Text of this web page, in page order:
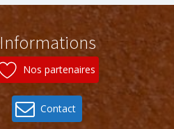
Informations
Nos partenaires
Contact